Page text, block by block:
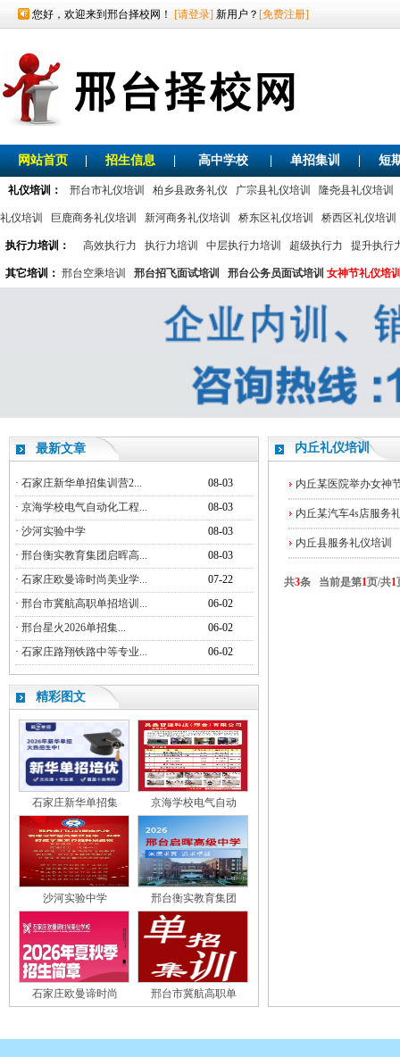
您好，欢迎来到邢台择校网！ [请登录] 新用户？ [免费注册]
网站首页 招生信息 高中学校 单招集训 短
礼仪培训： 邢台市礼仪培训 柏乡县政务礼仪 广宗县礼仪培训 隆尧县礼仪培训
礼仪培训 巨鹿商务礼仪培训 新河商务礼仪培训 桥东区礼仪培训 桥西区礼仪培训
执行力培训： 高效执行力 执行力培训 中层执行力培训 超级执行力 提升执行
其它培训： 邢台空乘培训 邢台招飞面试培训 邢台公务员面试培训 女神节礼仪培
最新文章
· 石家庄新华单招集训营2...
08-03
· 京海学校电气自动化工程...
08-03
· 沙河实验中学
08-03
· 邢台衡实教育集团启晖高...
08-03
· 石家庄欧曼谛时尚美业学...
07-22
· 邢台市冀航高职单招培训...
06-02
· 邢台星火2026单招集...
06-02
· 石家庄路翔铁路中等专业... 06-02
精彩图文
石家庄新华单招集 京海学校电气自动
沙河实验中学 邢台衡实教育集团
石家庄欧曼谛时尚 邢台市冀航高职单
内丘礼仪培训
内丘某医院举办女神
内丘某汽车4s店服务
内丘县服务礼仪培训
共3条 当前是第1页/共1